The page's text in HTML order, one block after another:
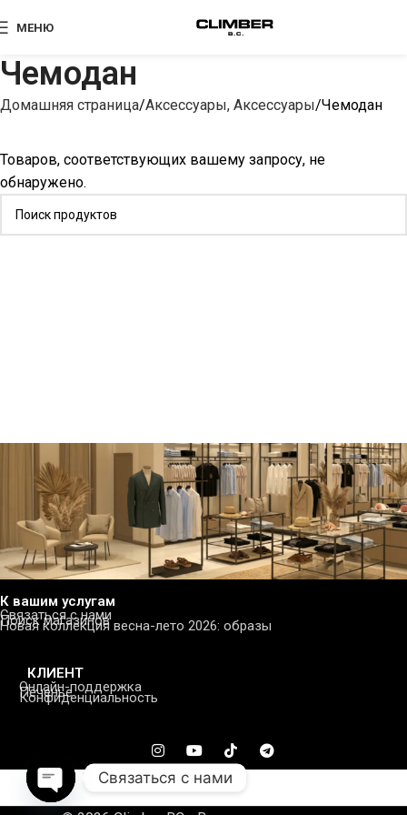
МЕНЮ
Чемодан
Домашняя страница Аксессуары, Аксессуары Чемодан
Товаров, соответствующих вашему запросу, не
обнаружено.
К вашим услугам
Связаться с нами
Поиск магазинов
Новая коллекция весна-лето 2026: образы
КЛИЕНТ
Онлайн-поддержка
Печенье
Конфиденциальность
Связаться с нами